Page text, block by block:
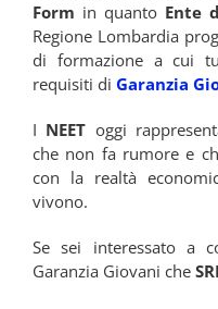
Form in quanto Ente
Regione Lombardia
di formazione a cui
requisiti di Garanzia
I NEET oggi
che non fa rumore e
con la realtà
vivono.
Se sei interessato a
Garanzia Giovani che